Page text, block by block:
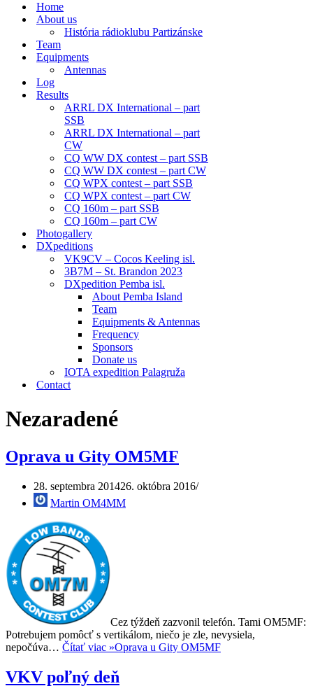
Home
About us
História rádioklubu Partizánske
Team
Equipments
Antennas
Log
Results
ARRL DX International – part
SSB
ARRL DX International – part
CW
CQ WW DX contest – part SSB
CQ WW DX contest – part CW
CQ WPX contest – part SSB
CQ WPX contest – part CW
CQ 160m – part SSB
CQ 160m – part CW
Photogallery
DXpeditions
VK9CV – Cocos Keeling isl.
3B7M – St. Brandon 2023
DXpedition Pemba isl.
About Pemba Island
Team
Equipments & Antennas
Frequency
Sponsors
Donate us
IOTA expedition Palagruža
Contact
Nezaradené
Oprava u Gity OM5MF
28. septembra 201426. októbra 2016
Martin OM4MM
Cez týždeň zazvonil telefón. Tami OM5MF:
Potrebujem pomôcť s vertikálom, niečo je zle, nevysiela,
nepočúva… Čítať viac »Oprava u Gity OM5MF
VKV poľný deň